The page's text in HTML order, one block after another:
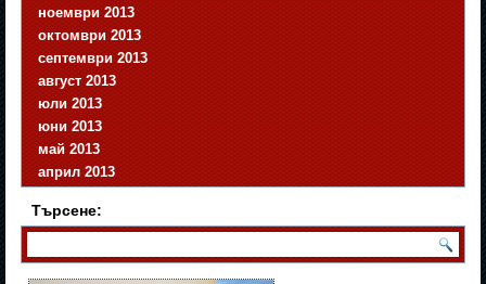
ноември 2013
октомври 2013
септември 2013
август 2013
юли 2013
юни 2013
май 2013
април 2013
Търсене: